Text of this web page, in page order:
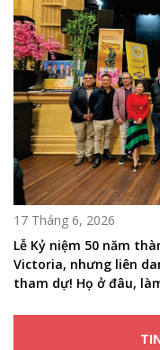
17 Tháng 6, 2026
Lễ Kỷ niệm 50 năm
Victoria, nhưng liên
tham dự! Họ ở đâu,